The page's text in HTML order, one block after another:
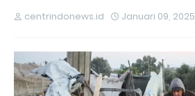
centrindonews.id Januari 09, 2025